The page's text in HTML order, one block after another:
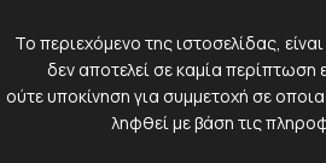
Το περιεχόμενο της ιστοσελίδας,
δεν αποτελεί σε καμία περίπτωση
ούτε υποκίνηση για συμμετοχή σε
ληφθεί με βάση τις